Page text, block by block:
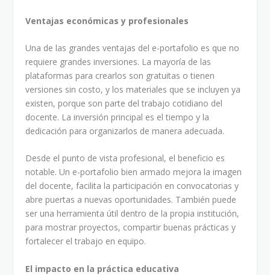
Ventajas económicas y profesionales
Una de las grandes ventajas del e-portafolio es que no
requiere grandes inversiones. La mayoría de las
plataformas para crearlos son gratuitas o tienen
versiones sin costo, y los materiales que se incluyen ya
existen, porque son parte del trabajo cotidiano del
docente. La inversión principal es el tiempo y la
dedicación para organizarlos de manera adecuada.
Desde el punto de vista profesional, el beneficio es
notable. Un e-portafolio bien armado mejora la imagen
del docente, facilita la participación en convocatorias y
abre puertas a nuevas oportunidades. También puede
ser una herramienta útil dentro de la propia institución,
para mostrar proyectos, compartir buenas prácticas y
fortalecer el trabajo en equipo.
El impacto en la práctica educativa